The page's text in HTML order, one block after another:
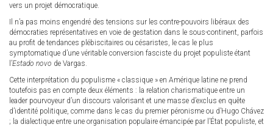
vers un projet démocratique.
Il n’a pas moins engendré des tensions sur les contre-pouvoirs libéraux des
démocraties représentatives en voie de gestation dans le sous-continent, parfois
au profit de tendances plébiscitaires ou césaristes, le cas le plus
symptomatique d’une véritable conversion fasciste du projet populiste étant
l’Estado novo de Vargas.
Cette interprétation du populisme « classique » en Amérique latine ne prend
toutefois pas en compte deux éléments : la relation charismatique entre un
leader pourvoyeur d’un discours valorisant et une masse d’exclus en quête
d’identité politique, comme dans le cas du premier péronisme ou d’Hugo Chávez
; la dialectique entre une organisation populaire émancipée par l’État populiste, et